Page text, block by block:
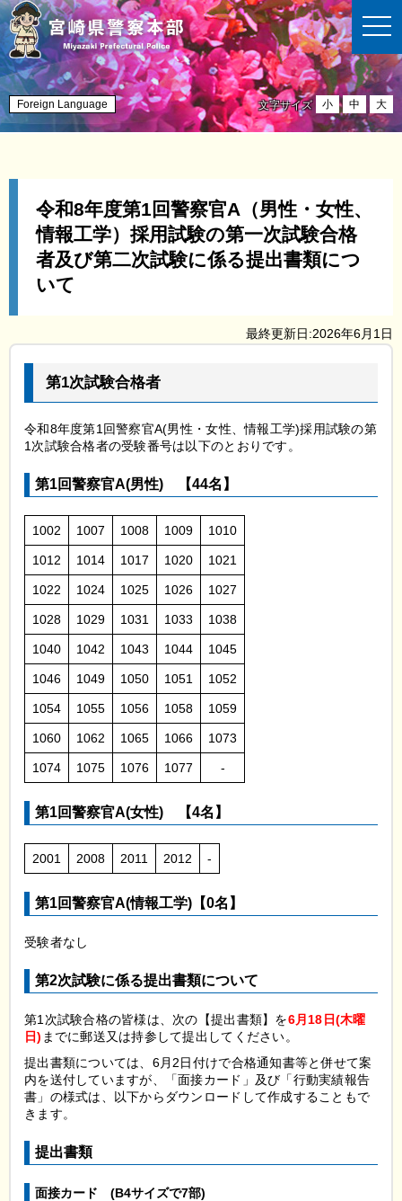
t
o
g
l
e
n
a
v
Foreign Language 文字サイズ 小 中 大
令和8年度第1回警察官A（男性・女性、
情報工学）採用試験の第一次試験合格
者及び第二次試験に係る提出書類につ
いて
最終更新日:2026年6月1日
第1次試験合格者
令和8年度第1回警察官A(男性・女性、情報工学)採用試験の第
1次試験合格者の受験番号は以下のとおりです。
第1回警察官A(男性) 【44名】
1002 1007 1008 1009 1010
1012 1014 1017 1020 1021
1022 1024 1025 1026 1027
1028 1029 1031 1033 1038
1040 1042 1043 1044 1045
1046 1049 1050 1051 1052
1054 1055 1056 1058 1059
1060 1062 1065 1066 1073
1074 1075 1076 1077 -
第1回警察官A(女性) 【4名】
2001 2008 2011 2012 -
第1回警察官A(情報工学)【0名】
受験者なし
第2次試験に係る提出書類について
第1次試験合格の皆様は、次の【提出書類】を6月18日(木曜
日) までに郵送又は持参して提出してください。
提出書類については、6月2日付けで合格通知書等と併せて案
内を送付していますが、「面接カード」及び「行動実績報告
書」の様式は、以下からダウンロードして作成することもで
きます。
提出書類
面接カード (B4サイズで7部)